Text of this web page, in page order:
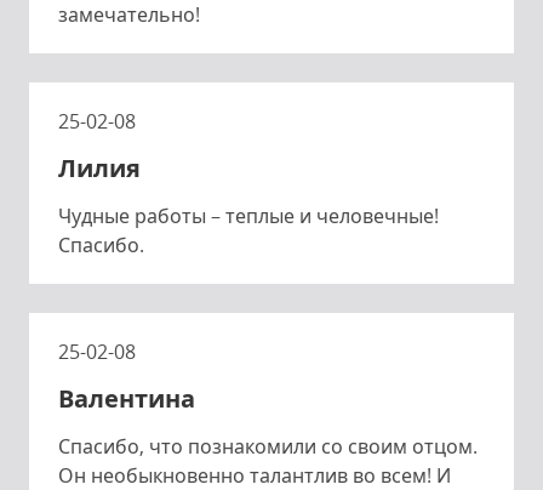
замечательно!
25-02-08
Лилия
Чудные работы – теплые и человечные!
Спасибо.
25-02-08
Валентина
Спасибо, что познакомили со своим отцом.
Он необыкновенно талантлив во всем! И